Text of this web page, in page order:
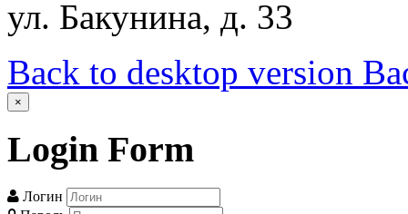
ул. Бакунина, д. 33
Back to desktop version
×
Login Form
Логин